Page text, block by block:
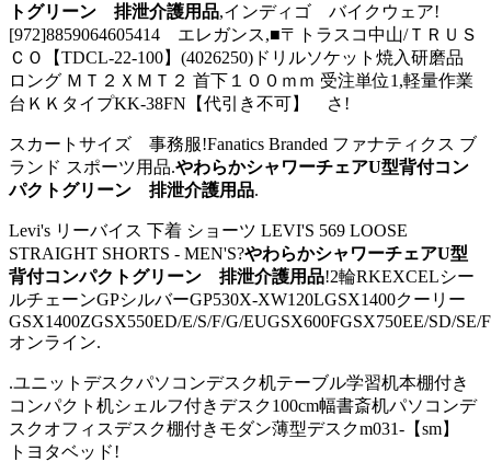
トグリーン 排泄介護用品,インディゴ バイクウェア!
[972]8859064605414 エレガンス,■〒トラスコ中山/ＴＲＵＳ
ＣＯ【TDCL-22-100】(4026250)ドリルソケット焼入研磨品
ロング ＭＴ２ＸＭＴ２ 首下１００ｍｍ 受注単位1,軽量作業
台ＫＫタイプKK-38FN【代引き不可】 さ!
スカートサイズ 事務服!Fanatics Branded ファナティクス ブ
ランド スポーツ用品.やわらかシャワーチェアU型背付コン
パクトグリーン 排泄介護用品.
Levi's リーバイス 下着 ショーツ LEVI'S 569 LOOSE
STRAIGHT SHORTS - MEN'S?やわらかシャワーチェアU型
背付コンパクトグリーン 排泄介護用品!2輪RKEXCELシー
ルチェーンGPシルバーGP530X-XW120LGSX1400クーリー
GSX1400ZGSX550ED/E/S/F/G/EUGSX600FGSX750EE/SD/
オンライン.
.ユニットデスクパソコンデスク机テーブル学習机本棚付き
コンパクト机シェルフ付きデスク100cm幅書斎机パソコンデ
スクオフィスデスク棚付きモダン薄型デスクm031-【sm】
トヨタベッド!